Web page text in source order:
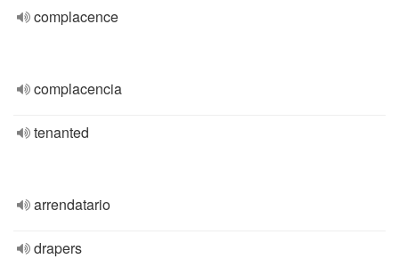
complacence
complacencia
tenanted
arrendatario
drapers